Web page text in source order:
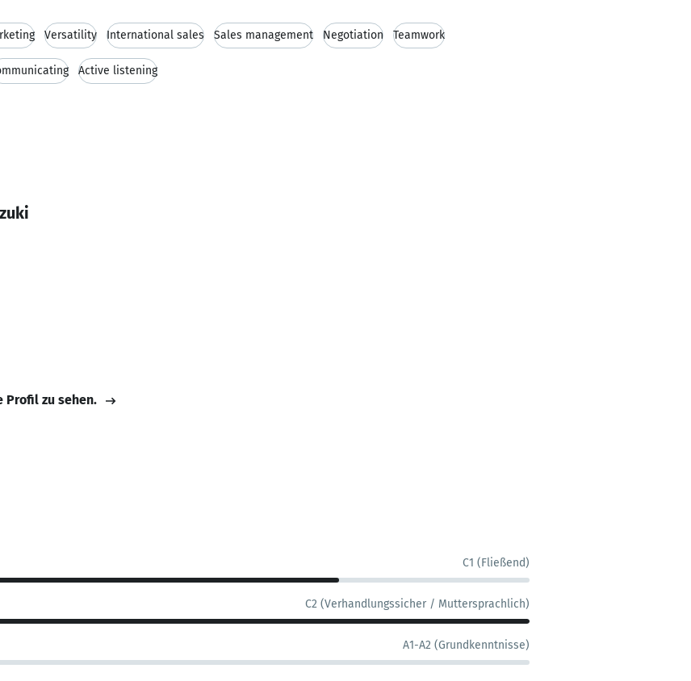
Versatility International sales Sales management Negotiation Teamwork
Active listening
Profil zu sehen.
C1 (Fließend)
C2 (Verhandlungssicher / Muttersprachlich)
A1-A2 (Grundkenntnisse)